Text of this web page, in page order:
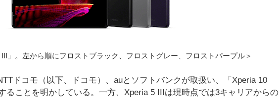
」。左から順にフロストブラック、フロストグレー、フロストパープル＞
ドコモ（以下、ドコモ）、auとソフトバンクが取扱い、「Xperia 10
ることを明かしている。一方、Xperia 5 IIIは現時点では3キャリアからの